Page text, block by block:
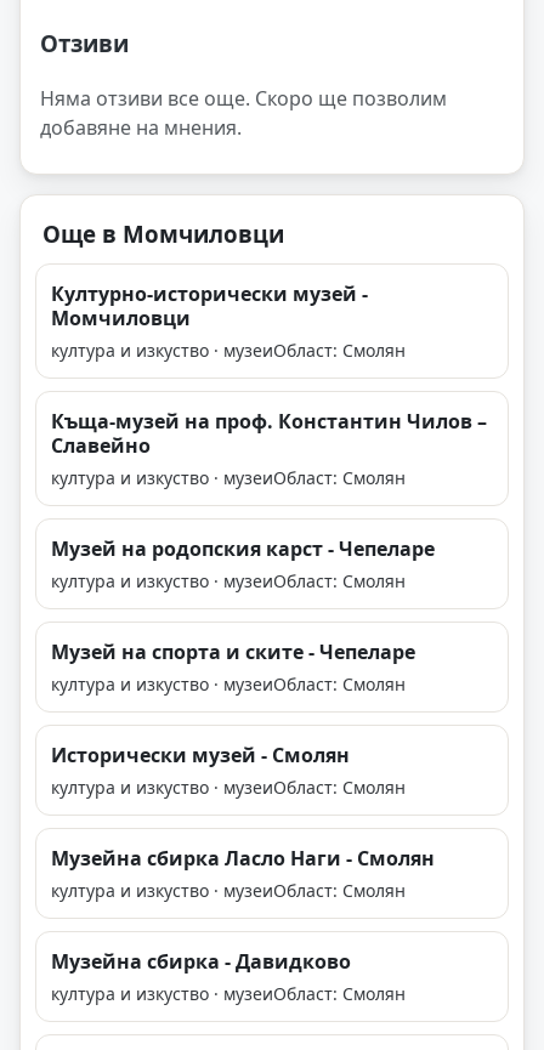
Отзиви
Няма отзиви все още. Скоро ще позволим
добавяне на мнения.
Още в Момчиловци
Културно-исторически музей -
Момчиловци
култура и изкуство · музеиОбласт: Смолян
Къща-музей на проф. Константин Чилов –
Славейно
култура и изкуство · музеиОбласт: Смолян
Музей на родопския карст - Чепеларе
култура и изкуство · музеиОбласт: Смолян
Музей на спорта и ските - Чепеларе
култура и изкуство · музеиОбласт: Смолян
Исторически музей - Смолян
култура и изкуство · музеиОбласт: Смолян
Музейна сбирка Ласло Наги - Смолян
култура и изкуство · музеиОбласт: Смолян
Музейна сбирка - Давидково
култура и изкуство · музеиОбласт: Смолян